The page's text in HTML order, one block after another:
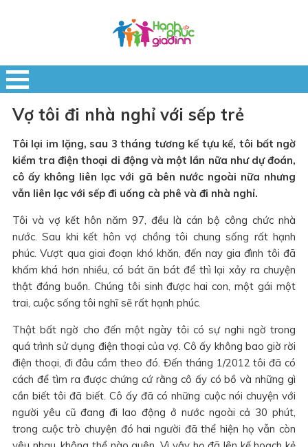
Vợ tôi đi nhà nghỉ với sếp trẻ
Tôi lại im lặng, sau 3 tháng tương kế tựu kế, tôi bất ngờ
kiểm tra điện thoại di động và một lần nữa như dự đoán,
cô ấy không liên lạc với gã bên nước ngoài nữa nhưng
vẫn liên lạc với sếp đi uống cà phê và đi nhà nghỉ.
Tôi và vợ kết hôn năm 97, đều là cán bộ công chức nhà
nước. Sau khi kết hôn vợ chồng tôi chung sống rất hạnh
phúc. Vượt qua giai đoạn khó khăn, đến nay gia đình tôi đã
khấm khá hơn nhiều, có bát ăn bát để thì lại xảy ra chuyện
thật đáng buồn. Chúng tôi sinh được hai con, một gái một
trai, cuộc sống tôi nghĩ sẽ rất hạnh phúc.
Thật bất ngờ cho đến một ngày tôi có sự nghi ngờ trong
quá trình sử dụng điện thoại của vợ. Cô ấy không bao giờ rời
điện thoại, đi đâu cầm theo đó. Đến tháng 1/2012 tôi đã có
cách để tìm ra được chứng cứ rằng cô ấy có bồ và những gì
cần biết tôi đã biết. Cô ấy đã có những cuộc nói chuyện với
người yêu cũ đang đi lao động ở nước ngoài cả 30 phút,
trong cuộc trò chuyện đó hai người đã thể hiện họ vẫn còn